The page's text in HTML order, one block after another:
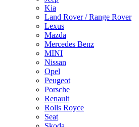
Kia
Land Rover / Range Rover
Lexus
Mazda
Mercedes Benz
MINI
Nissan
Opel
Peugeot
Porsche
Renault
Rolls Royce
Seat